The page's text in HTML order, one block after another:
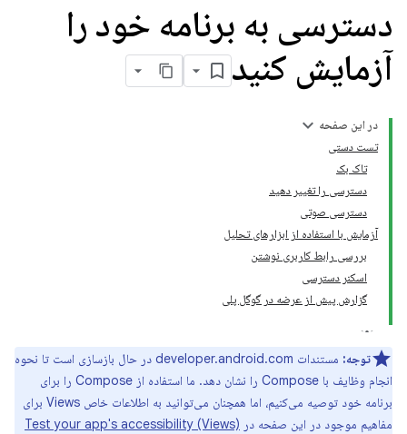
دسترسی به برنامه خود را
آزمایش کنید
در این صفحه
تست دستی
تاک بک
دسترسی را تغییر دهید
دسترسی صوتی
آزمایش با استفاده از ابزارهای تحلیل
بررسی رابط کاربری نوشتن
اسکنر دسترسی
گزارش پیش از عرضه در گوگل پلی
توجه:
مستندات developer.android.com در حال بازسازی است تا نحوه
انجام وظایف با Compose را نشان دهد. ما استفاده از Compose را برای
برنامه خود توصیه می‌کنیم، اما همچنان می‌توانید به اطلاعات خاص Views برای
مفاهیم موجود در این صفحه در Test your app's accessibility (Views)